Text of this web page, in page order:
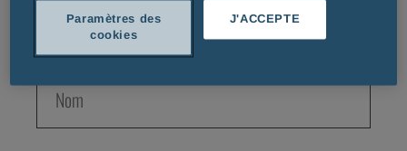
Nom J'ACCEPTE
Paramètres des
cookies